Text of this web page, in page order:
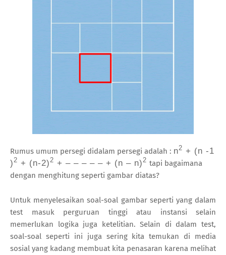
Rumus umum persegi didalam persegi adalah : n2 + (n -1
)2 + (n-2)2 + – – – – – + (n – n)2 tapi bagaimana
dengan menghitung seperti gambar diatas?
Untuk menyelesaikan soal-soal gambar seperti yang dalam
test masuk perguruan tinggi atau instansi selain
memerlukan logika juga ketelitian. Selain di dalam test,
soal-soal seperti ini juga sering kita temukan di media
sosial yang kadang membuat kita penasaran karena melihat